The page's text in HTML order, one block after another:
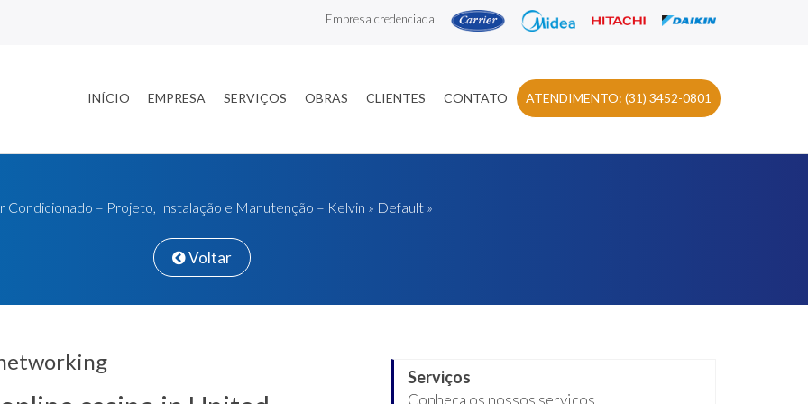
Empresa credenciada
INÍCIO EMPRESA SERVIÇOS OBRAS CLIENTES CONTATO ATENDIMENTO: (31) 3452-0801
Condicionado – Projeto, Instalação e Manutenção – Kelvin » Default »
Voltar
Serviços
Conheça os nossos serviços.